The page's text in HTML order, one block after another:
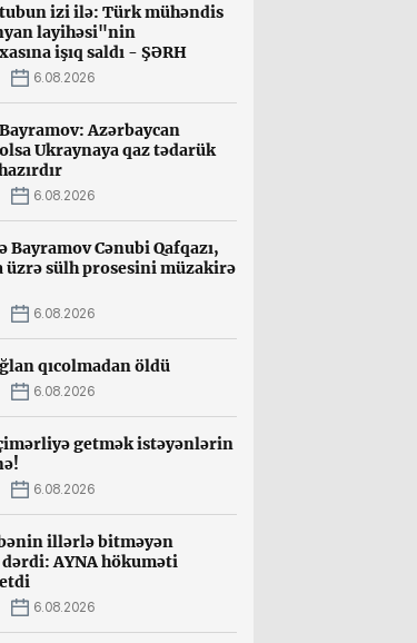
izi ilə: Türk mühəndis
layihəsi"nin
işıq saldı - ŞƏRH
6.08.2026
Azərbaycan
Ukraynaya qaz tədarük
6.08.2026
Bayramov Cənubi Qafqazı,
üzrə sülh prosesini müzakirə
6.08.2026
qıcolmadan öldü
6.08.2026
getmək istəyənlərin
6.08.2026
illərlə bitməyən
AYNA hökuməti
6.08.2026